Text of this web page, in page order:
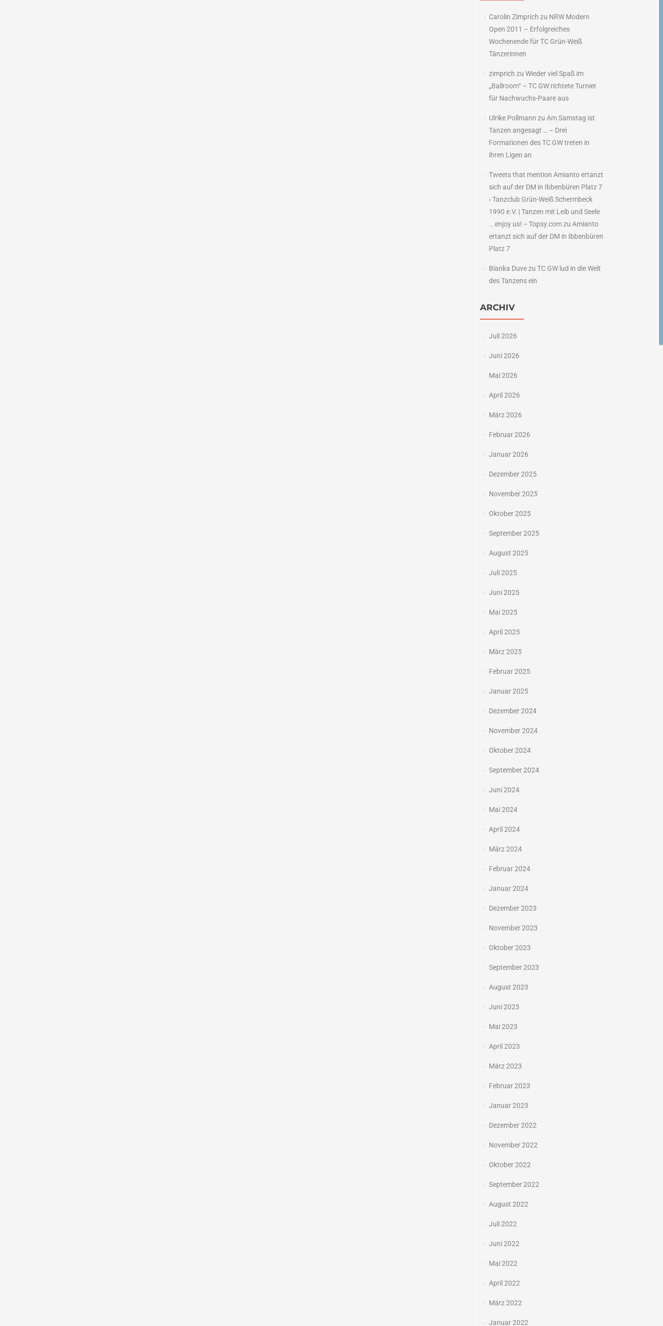
Carolin Zimprich zu NRW Modern
Open 2011 – Erfolgreiches
Wochenende für TC Grün-Weiß
Tänzerinnen
zimprich zu Wieder viel Spaß im
„Ballroom“ – TC GW richtete Turnier
für Nachwuchs-Paare aus
Ulrike Pollmann zu Am Samstag ist
Tanzen angesagt … – Drei
Formationen des TC GW treten in
ihren Ligen an
Tweets that mention Amianto ertanzt
sich auf der DM in Ibbenbüren Platz 7
‹ Tanzclub Grün-Weiß Schermbeck
1990 e.V. | Tanzen mit Leib und Seele
...enjoy us! -- Topsy.comzu Amianto
ertanzt sich auf der DM in Ibbenbüren
Platz 7
Bianka Duvezu TC GW lud in die Welt
des Tanzens ein
ARCHIV
Juli 2026
Juni 2026
Mai 2026
April 2026
März 2026
Februar 2026
Januar 2026
Dezember 2025
November 2025
Oktober 2025
September 2025
August 2025
Juli 2025
Juni 2025
Mai 2025
April 2025
März 2025
Februar 2025
Januar 2025
Dezember 2024
November 2024
Oktober 2024
September 2024
Juni 2024
Mai 2024
April 2024
März 2024
Februar 2024
Januar 2024
Dezember 2023
November 2023
Oktober 2023
September 2023
August 2023
Juni 2023
Mai 2023
April 2023
März 2023
Februar 2023
Januar 2023
Dezember 2022
November 2022
Oktober 2022
September 2022
August 2022
Juli 2022
Juni 2022
Mai 2022
April 2022
März 2022
Januar 2022